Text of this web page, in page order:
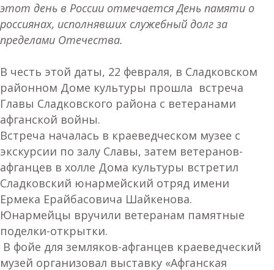
этот день в России отмечается День памяти о
россиянах, исполнявших служебный долг за
пределами Отечества.
В честь этой даты, 22 февраля, в Сладковском
районном Доме культуры прошла встреча
Главы Сладковского района с ветеранами
афганской войны.
Встреча началась в краеведческом музее с
экскурсии по залу Славы, затем ветеранов-
афганцев в холле Дома культуры встретил
Сладковский юнармейский отряд имени
Ермека Ерайбасовича Шайкенова.
Юнармейцы вручили ветеранам памятные
поделки-открытки.
В фойе для земляков-афганцев краеведческий
музей организовал выставку «Афганская